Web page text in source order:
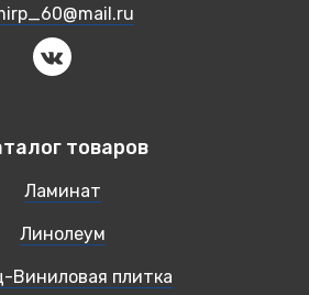
товаров
Ламинат
Линолеум
Виниловая плитка